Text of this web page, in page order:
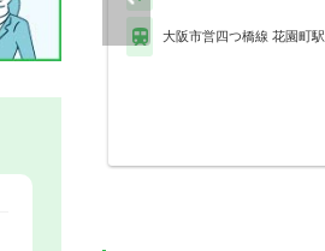
大阪市営四つ橋線 花園町駅